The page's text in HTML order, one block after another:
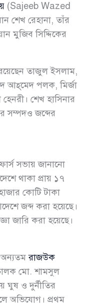
(Sajeeb Wazed
শেখ রেহানা, তাঁর
মুজিব সিদ্দিকের
তাজুল ইসলাম,
আহ্‌মেদ পলক, মির্জা
শেখ হাসিনার
সম্পদও জব্দের
সভায় জানানো
থাকা প্রায় ১৭
কোটি টাকা
জব্দ করা হয়েছে।
জারি করা হয়েছে।
অন্যতমরাজউক
মো. শামসুল
ঘুষ ও দুর্নীতির
অভিযোগ। প্রথম